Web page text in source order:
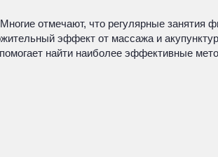
отмечают, что регулярные занятия
эффект от массажа и
найти наиболее эффективные